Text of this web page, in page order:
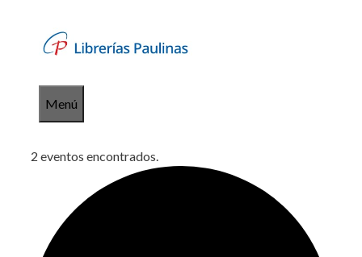
contenido
Menú
2 eventos encontrados.